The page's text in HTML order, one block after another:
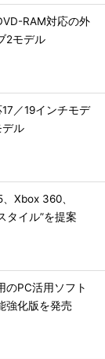
RAM対応の外
2モデル
／19インチモデ
デル
Xbox 360、
タイル”を提案
のPC活用ソフト
強化版を発売